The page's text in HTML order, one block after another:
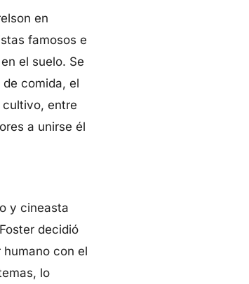
en
famosos e
el suelo. Se
comida, el
entre
a unirse él
y cineasta
decidió
con el
lo